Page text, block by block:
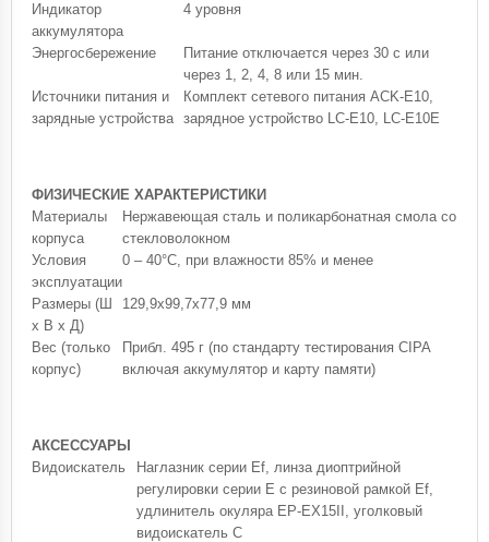
Индикатор
аккумулятора
4 уровня
Энергосбережение
Питание отключается через 30 с или
через 1, 2, 4, 8 или 15 мин.
Источники питания и
зарядные устройства
Комплект сетевого питания ACK-E10,
зарядное устройство LC-E10, LC-E10E
ФИЗИЧЕСКИЕ ХАРАКТЕРИСТИКИ
Материалы
корпуса
Нержавеющая сталь и поликарбонатная смола со
стекловолокном
Условия
эксплуатации
0 – 40°C, при влажности 85% и менее
Размеры (Ш
x В x Д)
129,9x99,7x77,9 мм
Вес (только
корпус)
Прибл. 495 г (по стандарту тестирования CIPA
включая аккумулятор и карту памяти)
АКСЕССУАРЫ
Видоискатель
Наглазник серии Ef, линза диоптрийной
регулировки серии E с резиновой рамкой Ef,
удлинитель окуляра EP-EX15II, уголковый
видоискатель C